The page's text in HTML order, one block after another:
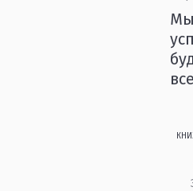
Мы